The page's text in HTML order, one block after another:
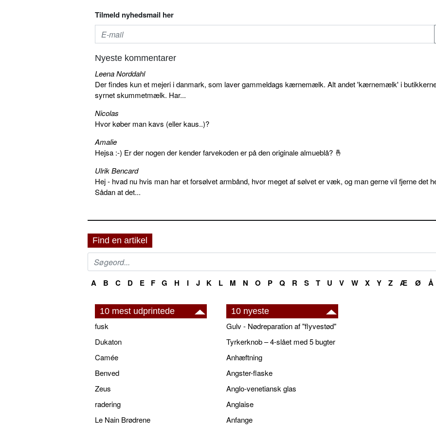
Tilmeld nyhedsmail her
Nyeste kommentarer
Leena Norddahl
Der findes kun et mejeri i danmark, som laver gammeldags kærnemælk. Alt andet 'kærnemælk' i
syrnet skummetmælk. Har...
Nicolas
Hvor køber man kavs (eller kaus..)?
Amalie
Hejsa :-) Er der nogen der kender farvekoden er på den originale almueblå? 🤞
Ulrik Bencard
Hej - hvad nu hvis man har et forsølvet armbånd, hvor meget af sølvet er væk, og man gerne vil fjerne det
Sådan at det...
Find en artikel
A B C D E F G H I J K L M N O P Q R S T U V W X Y Z Æ Ø Å
10 mest udprintede
fusk
Dukaton
Camée
Benved
Zeus
radering
Le Nain Brødrene
10 nyeste
Gulv - Nødreparation af "flyvestød"
Tyrkerknob – 4-slået med 5 bugter
Anhæftning
Angster-flaske
Anglo-venetiansk glas
Anglaise
Anfange